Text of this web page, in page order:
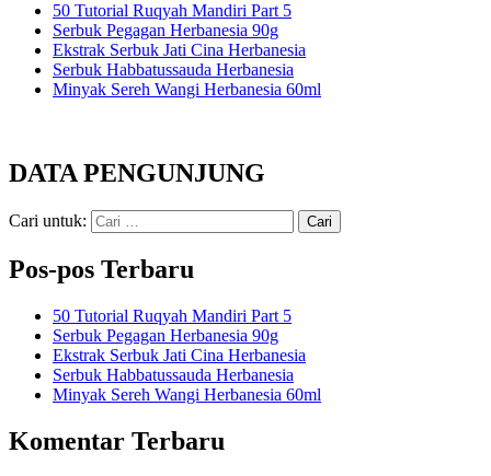
50 Tutorial Ruqyah Mandiri Part 5
Serbuk Pegagan Herbanesia 90g
Ekstrak Serbuk Jati Cina Herbanesia
Serbuk Habbatussauda Herbanesia
Minyak Sereh Wangi Herbanesia 60ml
DATA PENGUNJUNG
Cari untuk:
Pos-pos Terbaru
50 Tutorial Ruqyah Mandiri Part 5
Serbuk Pegagan Herbanesia 90g
Ekstrak Serbuk Jati Cina Herbanesia
Serbuk Habbatussauda Herbanesia
Minyak Sereh Wangi Herbanesia 60ml
Komentar Terbaru